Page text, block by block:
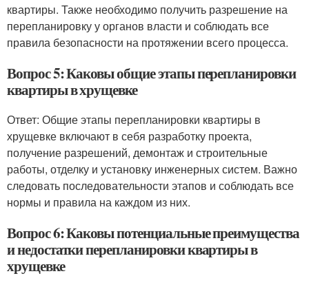
квартиры. Также необходимо получить разрешение на
перепланировку у органов власти и соблюдать все
правила безопасности на протяжении всего процесса.
Вопрос 5: Каковы общие этапы перепланировки
квартиры в хрущевке
Ответ: Общие этапы перепланировки квартиры в
хрущевке включают в себя разработку проекта,
получение разрешений, демонтаж и строительные
работы, отделку и установку инженерных систем. Важно
следовать последовательности этапов и соблюдать все
нормы и правила на каждом из них.
Вопрос 6: Каковы потенциальные преимущества
и недостатки перепланировки квартиры в
хрущевке